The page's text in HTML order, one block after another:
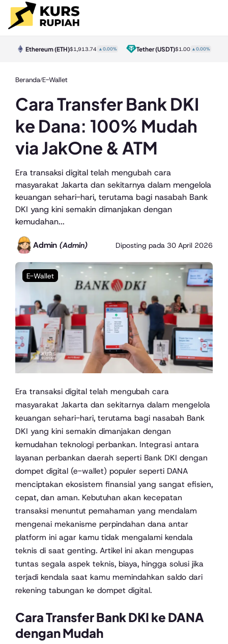
Ethereum(ETH)$1,913.74 ▲0.00% Tether(USDT)$1.00 ▲0.00%
Beranda/E-Wallet
Cara Transfer Bank DKI
ke Dana: 100% Mudah
via JakOne & ATM
Era transaksi digital telah mengubah cara
masyarakat Jakarta dan sekitarnya dalam mengelola
keuangan sehari-hari, terutama bagi nasabah Bank
DKI yang kini semakin dimanjakan dengan
kemudahan...
Admin (Admin) Diposting pada 30 April 2026
E-Wallet
Era transaksi digital telah mengubah cara
masyarakat Jakarta dan sekitarnya dalam mengelola
keuangan sehari-hari, terutama bagi nasabah Bank
DKI yang kini semakin dimanjakan dengan
kemudahan teknologi perbankan. Integrasi antara
layanan perbankan daerah seperti Bank DKI dengan
dompet digital (e-wallet) populer seperti DANA
menciptakan ekosistem finansial yang sangat efisien,
cepat, dan aman. Kebutuhan akan kecepatan
transaksi menuntut pemahaman yang mendalam
mengenai mekanisme perpindahan dana antar
platform ini agar kamu tidak mengalami kendala
teknis di saat genting. Artikel ini akan mengupas
tuntas segala aspek teknis, biaya, hingga solusi jika
terjadi kendala saat kamu memindahkan saldo dari
rekening tabungan ke dompet digital.
Cara Transfer Bank DKI ke DANA
dengan Mudah